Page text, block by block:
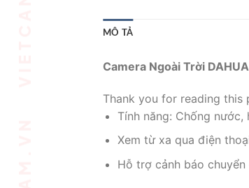
MÔ TẢ
Camera Ngoài Trời
Thank you for reading
Tính năng: Chống
Xem từ xa qua điện
Hỗ trợ cảnh báo chuyển